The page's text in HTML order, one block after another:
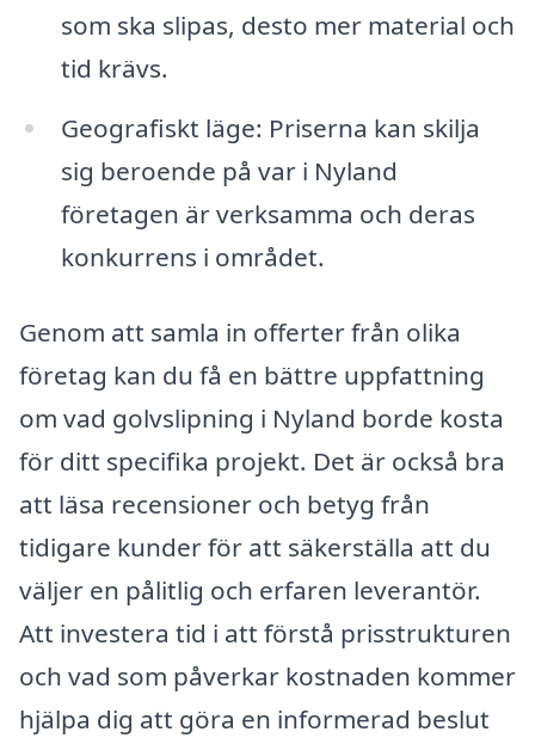
som ska slipas, desto mer material och
tid krävs.
Geografiskt läge: Priserna kan skilja
sig beroende på var i Nyland
företagen är verksamma och deras
konkurrens i området.
Genom att samla in offerter från olika
företag kan du få en bättre uppfattning
om vad golvslipning i Nyland borde kosta
för ditt specifika projekt. Det är också bra
att läsa recensioner och betyg från
tidigare kunder för att säkerställa att du
väljer en pålitlig och erfaren leverantör.
Att investera tid i att förstå prisstrukturen
och vad som påverkar kostnaden kommer
hjälpa dig att göra en informerad beslut